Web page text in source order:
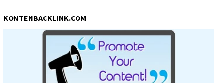
KONTENBACKLINK.COM